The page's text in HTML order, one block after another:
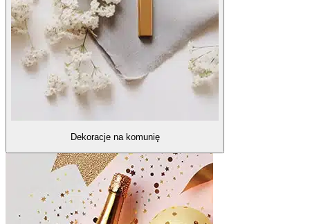
Dekoracje na komunię